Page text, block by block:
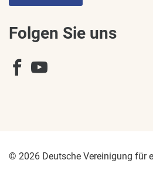
Folgen Sie uns
© 2026 Deutsche Vereinigung für